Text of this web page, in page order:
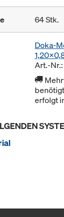
64 Stk.
Doka-
Art.-
erfolgt